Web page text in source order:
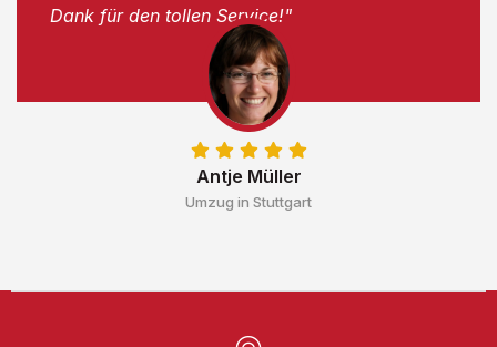
Antje Müller
Umzug in Stuttgart
Dank für den tollen Service!"